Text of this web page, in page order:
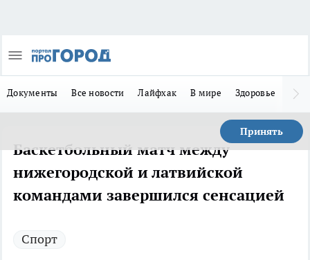
Документы Все новости Лайфхак В мире Здоровье
Принять
Баскетбольный матч между
нижегородской и латвийской
командами завершился сенсацией
Спорт